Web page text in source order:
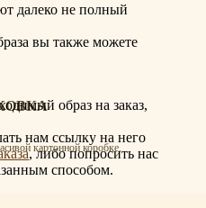
картонной коробке.
далеко не полный
вы также можете
образ на заказ,
нам ссылку на него
, либо попросить нас
способом.